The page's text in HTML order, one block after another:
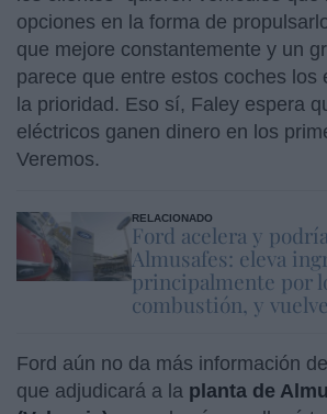
opciones en la forma de
que mejore constantemente y un
parece que entre estos coches los
la prioridad. Eso sí, Faley espera
eléctricos ganen dinero en los
Veremos.
RELACIONADO
Ford acelera y
Almusafes: eleva
principalmente por
combustión, y
Ford aún no da más información
que adjudicará a la planta de